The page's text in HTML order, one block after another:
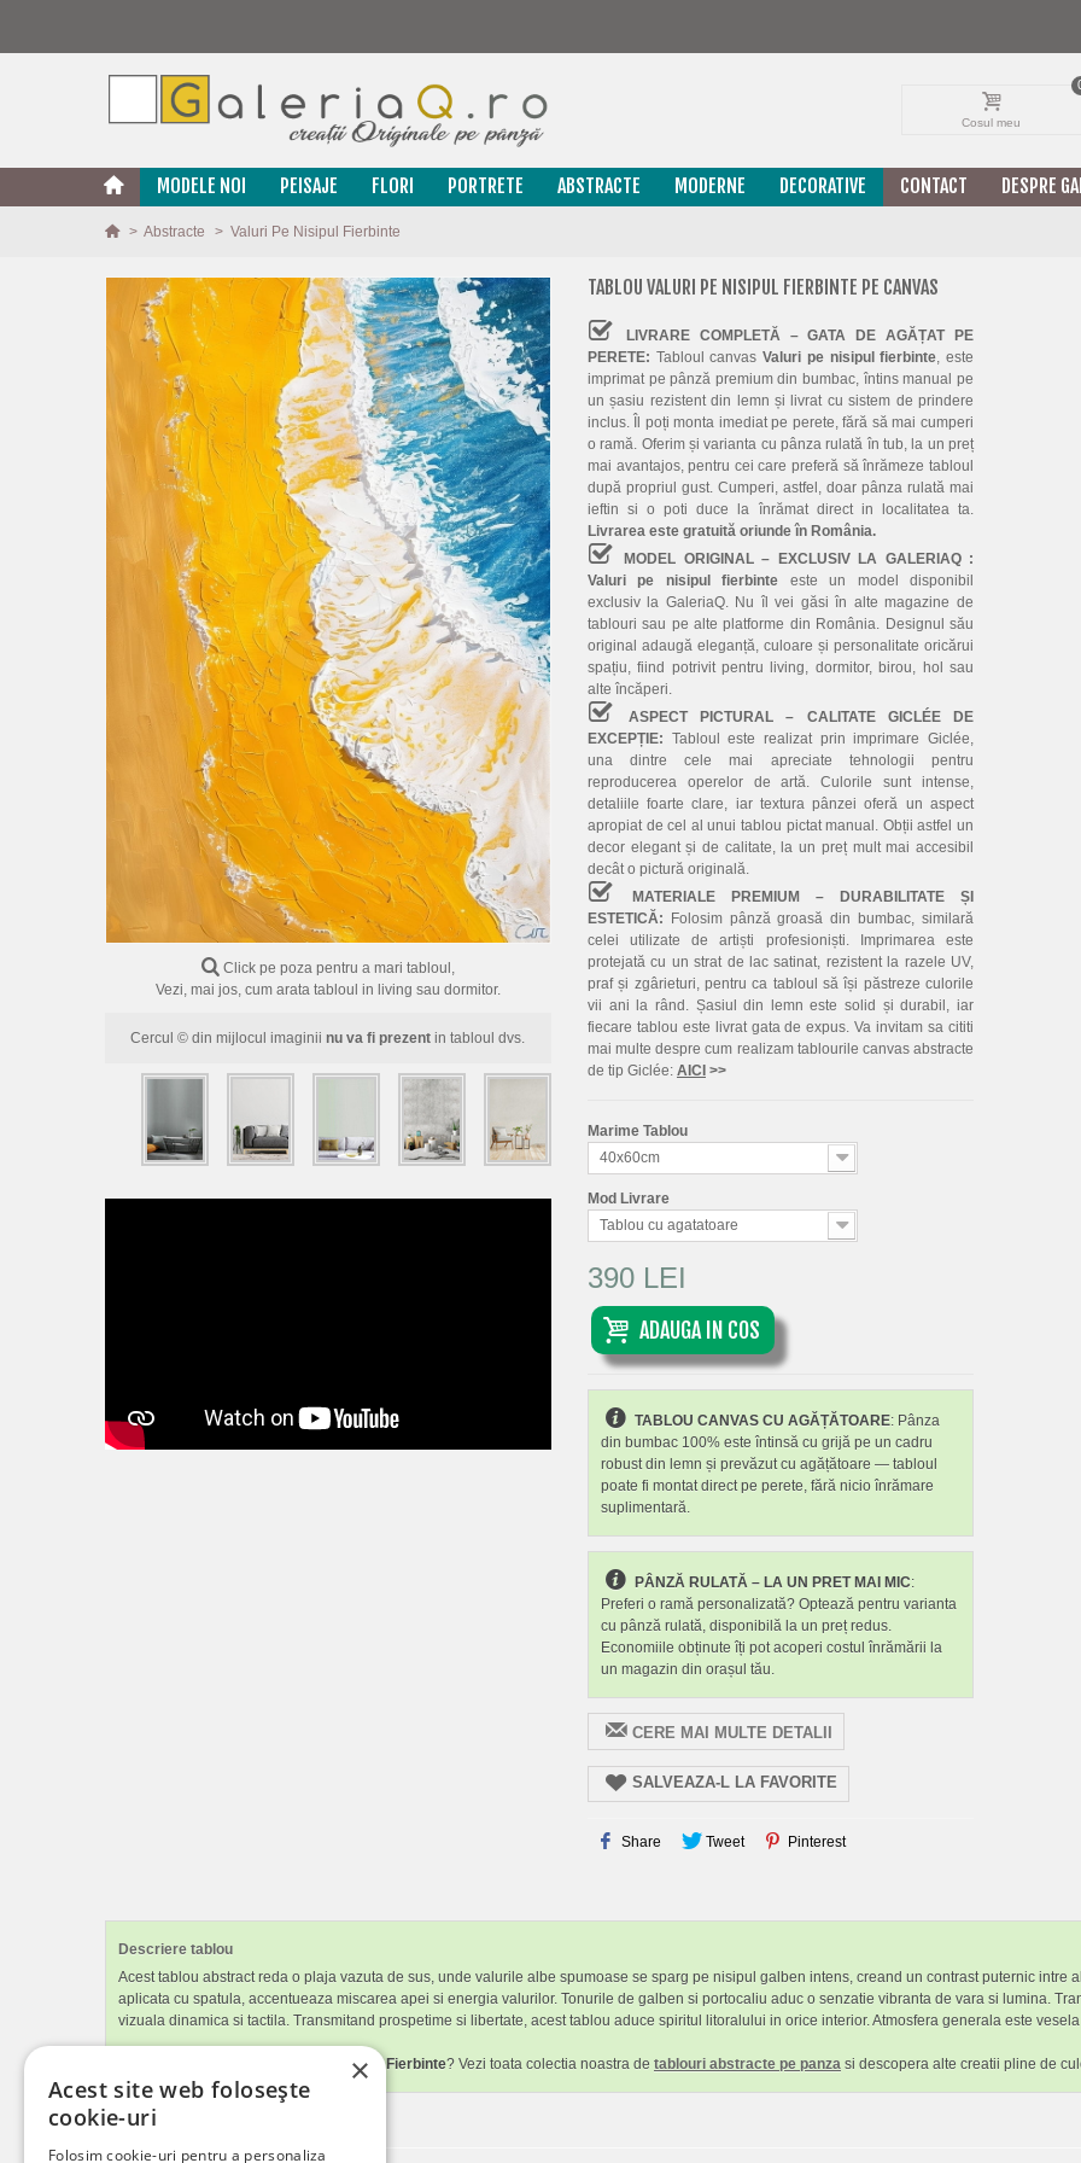
Cosul meu
MODELE NOI PEISAJE FLORI PORTRETE ABSTRACTE MODERNE DECORATIVE CONTACT DESPRE
> Abstracte > Valuri Pe Nisipul Fierbinte
Click pe poza pentru a mari tabloul,
Vezi, mai jos, cum arata tabloul in living sau dormitor.
Cercul © din mijlocul imaginiinu va fi prezent in tabloul dvs.
TABLOU VALURI PE NISIPUL FIERBINTE PE CANVAS
LIVRARE COMPLETĂ – GATA DE AGĂȚAT PE
PERETE: Tabloul canvasValuri pe nisipul fierbinte , este
imprimat pe pânză premium din bumbac, întins manual pe
un șasiu rezistent din lemn și livrat cu sistem de prindere
inclus. Îl poți monta imediat pe perete, fără să mai cumperi
o ramă. Oferim și varianta cu pânza rulată în tub, la un preț
mai avantajos, pentru cei care preferă să înrămeze tabloul
după propriul gust. Cumperi, astfel, doar pânza rulată mai
ieftin si o poti duce la înrămat direct in localitatea ta.
Livrarea este gratuită oriunde în România.
MODEL ORIGINAL – EXCLUSIV LA GALERIAQ :
Valuri pe nisipul fierbinte este un model disponibil
exclusiv la GaleriaQ. Nu îl vei găsi în alte magazine de
tablouri sau pe alte platforme din România. Designul său
original adaugă eleganță, culoare și personalitate oricărui
spațiu, fiind potrivit pentru living, dormitor, birou, hol sau
alte încăperi.
ASPECT PICTURAL – CALITATE GICLÉE DE
EXCEPȚIE: Tabloul este realizat prin imprimare Giclée,
una dintre cele mai apreciate tehnologii pentru
reproducerea operelor de artă. Culorile sunt intense,
detaliile foarte clare, iar textura pânzei oferă un aspect
apropiat de cel al unui tablou pictat manual. Obții astfel un
decor elegant și de calitate, la un preț mult mai accesibil
decât o pictură originală.
MATERIALE PREMIUM – DURABILITATE ȘI
ESTETICĂ: Folosim pânză groasă din bumbac, similară
celei utilizate de artiști profesioniști. Imprimarea este
protejată cu un strat de lac satinat, rezistent la razele UV,
praf și zgârieturi, pentru ca tabloul să își păstreze culorile
vii ani la rând. Șasiul din lemn este solid și durabil, iar
fiecare tablou este livrat gata de expus. Va invitam sa cititi
mai multe despre cum realizam tablourile canvas abstracte
de tip Giclée: AICI>>
Marime Tablou
40x60cm
Mod Livrare
Tablou cu agatatoare
390 LEI
ADAUGA IN COS
TABLOU CANVAS CU AGĂȚĂTOARE: Pânza
din bumbac 100% este întinsă cu grijă pe un cadru
robust din lemn și prevăzut cu agățătoare — tabloul
poate fi montat direct pe perete, fără nicio înrămare
suplimentară.
PÂNZĂ RULATĂ – LA UN PRET MAI MIC:
Preferi o ramă personalizată? Optează pentru varianta
cu pânză rulată, disponibilă la un preț redus.
Economiile obținute îți pot acoperi costul înrămării la
un magazin din orașul tău.
CERE MAI MULTE DETALII
SALVEAZA-L LA FAVORITE
Share Tweet Pinterest
Descriere tablou
Acest tablou abstract reda o plaja vazuta de sus, unde valurile albe spumoase se sparg pe nisipul galben intens, creand un contrast puternic intre
aplicata cu spatula, accentueaza miscarea apei si energia valurilor. Tonurile de galben si portocaliu aduc o senzatie vibranta de vara si lumina.
vizuala dinamica si tactila. Transmitand prospetime si libertate, acest tablou aduce spiritul litoralului in orice interior. Atmosfera generala este
Valuri Pe Nisipul Fierbinte? Vezi toata colectia noastra de tablouri abstracte pe panza si descopera alte creatii pline de
×
Acest site web folosește
cookie-uri
Folosim cookie-uri pentru a personaliza